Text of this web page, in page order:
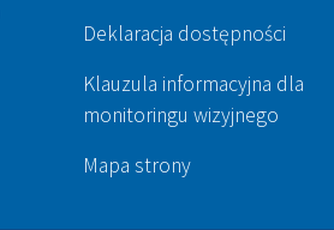
Deklaracja dostępności
Klauzula informacyjna dla
monitoringu wizyjnego
Mapa strony